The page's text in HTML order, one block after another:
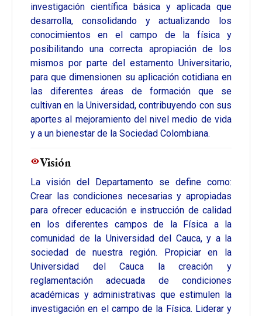
investigación científica básica y aplicada que
desarrolla, consolidando y actualizando los
conocimientos en el campo de la física y
posibilitando una correcta apropiación de los
mismos por parte del estamento Universitario,
para que dimensionen su aplicación cotidiana en
las diferentes áreas de formación que se
cultivan en la Universidad, contribuyendo con sus
aportes al mejoramiento del nivel medio de vida
y a un bienestar de la Sociedad Colombiana.
Visión
La visión del Departamento se define como:
Crear las condiciones necesarias y apropiadas
para ofrecer educación e instrucción de calidad
en los diferentes campos de la Física a la
comunidad de la Universidad del Cauca, y a la
sociedad de nuestra región. Propiciar en la
Universidad del Cauca la creación y
reglamentación adecuada de condiciones
académicas y administrativas que estimulen la
investigación en el campo de la Física. Liderar y